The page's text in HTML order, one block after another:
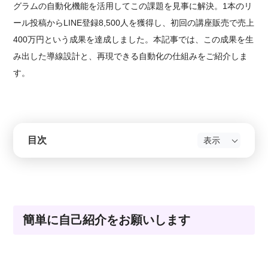
グラムの自動化機能を活用してこの課題を見事に解決。1本のリ
ール投稿からLINE登録8,500人を獲得し、初回の講座販売で売上
400万円という成果を達成しました。本記事では、この成果を生
み出した導線設計と、再現できる自動化の仕組みをご紹介しま
す。
目次
簡単に自己紹介をお願いします